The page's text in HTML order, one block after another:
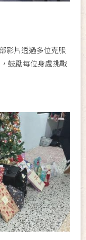
影片透過多位克服
鼓勵每位身處挑戰